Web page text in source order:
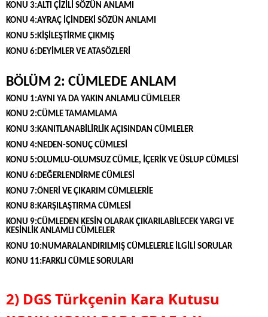
KONU 3:ALTI ÇİZİLİ SÖZÜN ANLAMI
KONU 4:AYRAÇ İÇİNDEKİ SÖZÜN ANLAMI
KONU 5:KİŞİLEŞTİRME ÇIKMIŞ
KONU 6:DEYİMLER VE ATASÖZLERİ
BÖLÜM 2: CÜMLEDE ANLAM
KONU 1:AYNI YA DA YAKIN ANLAMLI CÜMLELER
KONU 2:CÜMLE TAMAMLAMA
KONU 3:KANITLANABİLİRLİK AÇISINDAN CÜMLELER
KONU 4:NEDEN-SONUÇ CÜMLESİ
KONU 5:OLUMLU-OLUMSUZ CÜMLE, İÇERİK VE ÜSLUP CÜMLESİ
KONU 6:DEĞERLENDİRME CÜMLESİ
KONU 7:ÖNERİ VE ÇIKARIM CÜMLELERİE
KONU 8:KARŞILAŞTIRMA CÜMLESİ
KONU 9:CÜMLEDEN KESİN OLARAK ÇIKARILABİLECEK YARGI VE
KESİNLİK ANLAMLI CÜMLELER
KONU 10:NUMARALANDIRILMIŞ CÜMLELERLE İLGİLİ SORULAR
KONU 11:FARKLI CÜMLE SORULARI
2) DGS Türkçenin Kara Kutusu